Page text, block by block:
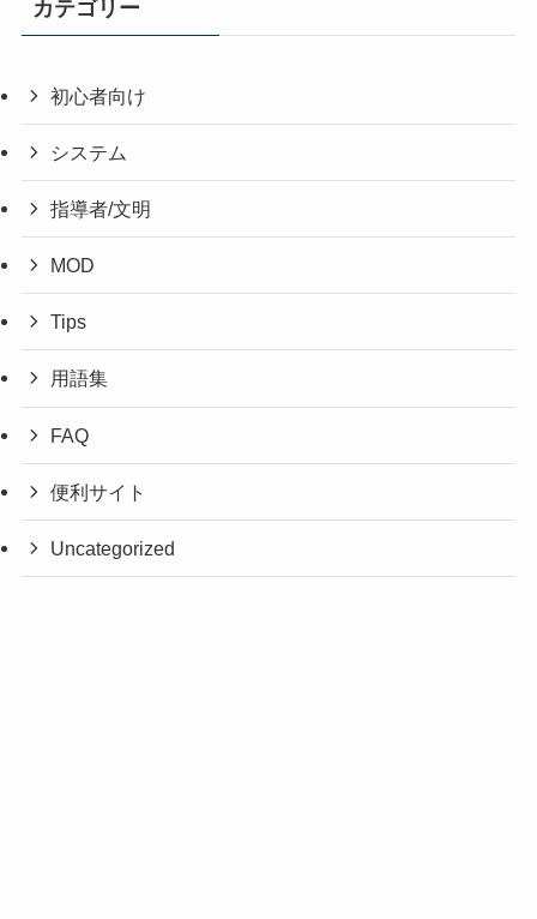
カテゴリー
初心者向け
システム
指導者/文明
MOD
Tips
用語集
FAQ
便利サイト
Uncategorized